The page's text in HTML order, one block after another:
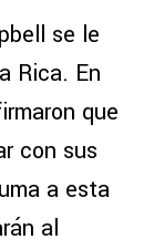
se le
Rica. En
que
con sus
a esta
al